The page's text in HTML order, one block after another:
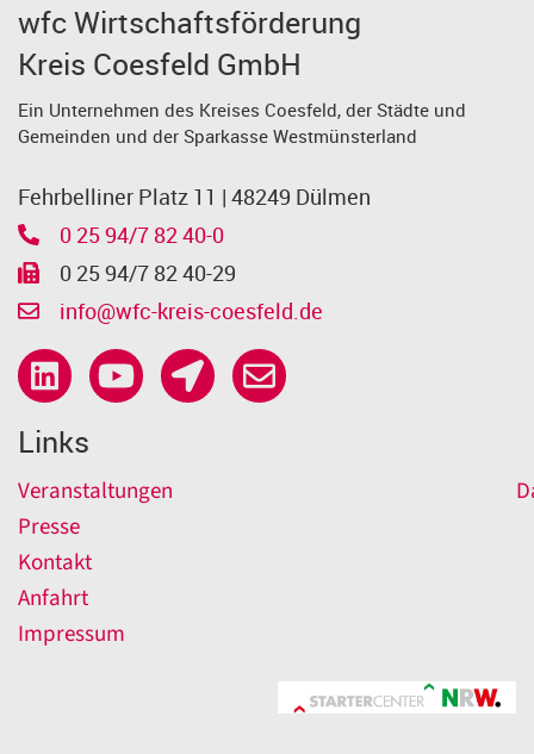
wfc Wirtschaftsförderung
Kreis Coesfeld GmbH
Ein Unternehmen des Kreises Coesfeld, der Städte und
Gemeinden und der Sparkasse Westmünsterland
Fehrbelliner Platz 11 | 48249 Dülmen
0 25 94/7 82 40-0
0 25 94/7 82 40-29
info@wfc-kreis-coesfeld.de
Links
Veranstaltungen
Presse
Kontakt
Anfahrt
Impressum